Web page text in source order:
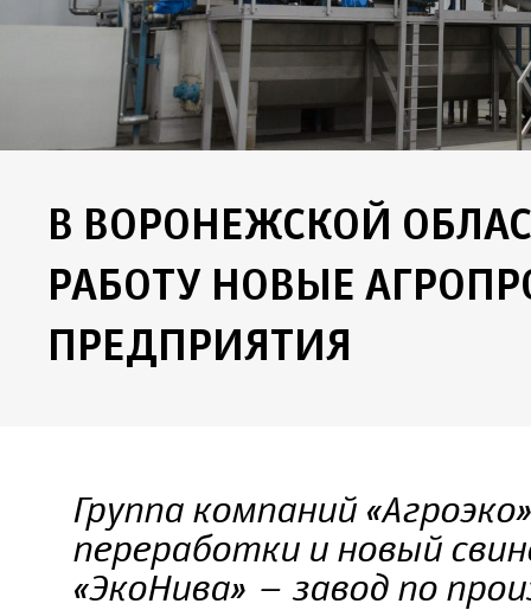
В ВОРОНЕЖСКОЙ
РАБОТУ НОВЫЕ
ПРЕДПРИЯТИЯ
Группа компаний
переработки и новый
«ЭкоНива» – завод по